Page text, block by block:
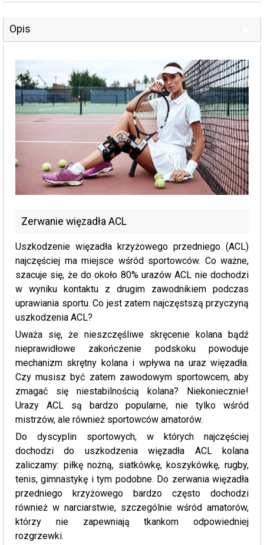
Opis
Zerwanie więzadła ACL
Uszkodzenie więzadła krzyżowego przedniego (ACL)
najczęściej ma miejsce wśród sportowców. Co ważne,
szacuje się, że do około 80% urazów ACL nie dochodzi
w wyniku kontaktu z drugim zawodnikiem podczas
uprawiania sportu. Co jest zatem najczęstszą przyczyną
uszkodzenia ACL?
Uważa się, że nieszczęśliwe skręcenie kolana bądź
nieprawidłowe zakończenie podskoku powoduje
mechanizm skrętny kolana i wpływa na uraz więzadła.
Czy musisz być zatem zawodowym sportowcem, aby
zmagać się niestabilnością kolana? Niekoniecznie!
Urazy ACL są bardzo popularne, nie tylko wśród
mistrzów, ale również sportowców amatorów.
Do dyscyplin sportowych, w których najczęściej
dochodzi do uszkodzenia więzadła ACL kolana
zaliczamy: piłkę nożną, siatkówkę, koszykówkę, rugby,
tenis, gimnastykę i tym podobne. Do zerwania więzadła
przedniego krzyżowego bardzo często dochodzi
również w narciarstwie, szczególnie wśród amatorów,
którzy nie zapewniają tkankom odpowiedniej
rozgrzewki.